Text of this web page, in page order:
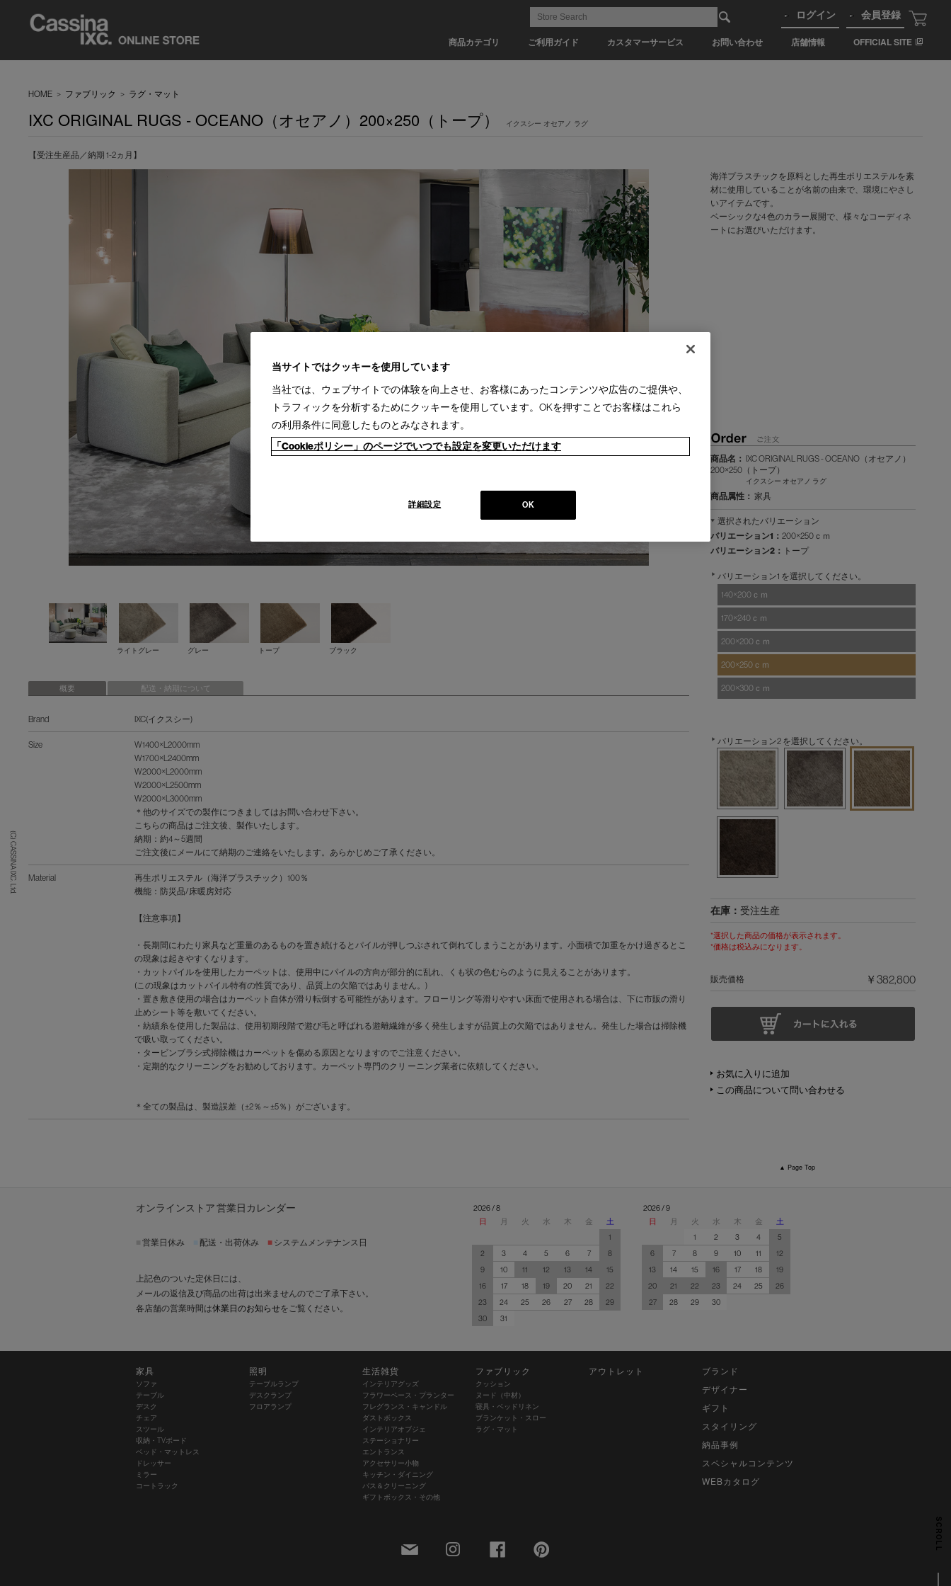
商品カテゴリ ご利用ガイド カスタマーサービス お問い合わせ 店舗情報 OFFICIAL SITE
ログイン 会員登録
(C) CASSINA IXC. Ltd.
SCROLL
HOME > ファブリック > ラグ・マット
IXC ORIGINAL RUGS - OCEANO（オセアノ）200×250（トープ） イクスシー オセアノ ラグ
【受注生産品／納期 1-2ヵ月】
ライトグレー グレー トープ ブラック
概要 配送・納期について
Brand IXC(イクスシー)
Size
W1400×L2000mm
W1700×L2400mm
W2000×L2000mm
W2000×L2500mm
W2000×L3000mm
＊他のサイズでの製作につきましてはお問い合わせ下さい。
こちらの商品はご注文後、製作いたします。
納期：約4～5週間
ご注文後にメールにて納期のご連絡をいたします。あらかじめご了承ください。
Material
再生ポリエステル（海洋プラスチック）100％
機能：防災品/床暖房対応
【注意事項】
・長期間にわたり家具など重量のあるものを置き続けるとパイルが押しつぶされて倒れてしまうことがあります。小面積で加重をかけ過ぎるとこ
の現象は起きやすくなります。
・カットパイルを使用したカーペットは、使用中にパイルの方向が部分的に乱れ、くも状の色むらのように見えることがあります。
(この現象はカットパイル特有の性質であり、品質上の欠陥ではありません。)
・置き敷き使用の場合はカーペット自体が滑り転倒する可能性があります。フローリング等滑りやすい床面で使用される場合は、下に市販の滑り
止めシート等を敷いてください。
・紡績糸を使用した製品は、使用初期段階で遊び毛と呼ばれる遊離繊維が多く発生しますが品質上の欠陥ではありません。発生した場合は掃除機
で吸い取ってください。
・タービンブラシ式掃除機はカーペットを傷める原因となりますのでご注意ください。
・定期的なクリーニングをお勧めしております。カーペット専門のクリ ーニング業者に依頼してください。
＊全ての製品は、製造誤差（±2％～±5％）がございます。
海洋プラスチックを原料とした再生ポリエステルを素
材に使用していることが名前の由来で、環境にやさし
いアイテムです。
ベーシックな4 色のカラー展開で、様々なコーディネ
ートにお選びいただけます。
商品名： IXC ORIGINAL RUGS - OCEANO（オセアノ）
200×250（トープ）
イクスシー オセアノ ラグ
商品属性： 家具
選択されたバリエーション
バリエーション1： 200×250ｃｍ
バリエーション2： トープ
バリエーション1 を選択してください。
140×200ｃｍ
170×240ｃｍ
200×200ｃｍ
200×250ｃｍ
200×300ｃｍ
バリエーション2 を選択してください。
在庫： 受注生産
*選択した商品の価格が表示されます。
*価格は税込みになります。
販売価格 ￥382,800
お気に入りに追加
この商品について問い合わせる
▲ Page Top
オンラインストア 営業日カレンダー
営業日休み 配送・出荷休み ■ システムメンテナンス日
上記色のついた定休日には、
メールの返信及び商品の出荷は出来ませんのでご了承下さい。
各店舗の営業時間は休業日のお知らせをご覧ください。
2026 / 8
日
月 火 水 木 金
土
1
2
3 4 5 6 7
8
9
10 11 12 13 14
15
16
17 18 19 20 21
22
23
24 25 26 27 28
29
30
31
2026 / 9
日
月 火 水 木 金
土
1
2 3 4
5
6
7 8 9 10 11
12
13
14 15 16 17 18
19
20
21 22 23 24 25
26
27
28 29 30
家具
ソファ
テーブル
デスク
チェア
スツール
収納・TVボード
ベッド・マットレス
ドレッサー
ミラー
コートラック
照明
テーブルランプ
デスクランプ
フロアランプ
生活雑貨
インテリアグッズ
フラワーベース・プランター
フレグランス・キャンドル
ダストボックス
インテリアオブジェ
ステーショナリー
エントランス
アクセサリー小物
キッチン・ダイニング
バス＆クリーニング
ギフトボックス・その他
ファブリック
クッション
ヌード（中材）
寝具・ベッドリネン
ブランケット・スロー
ラグ・マット
アウトレット
ブランド
デザイナー
ギフト
スタイリング
納品事例
スペシャルコンテンツ
WEBカタログ
当サイトではクッキーを使用しています
当社では、ウェブサイトでの体験を向上させ、お客様にあったコンテンツや広告のご提供や、
トラフィックを分析するためにクッキーを使用しています。OKを押すことでお客様はこれら
の利用条件に同意したものとみなされます。
「Cookieポリシー」のページでいつでも設定を変更いただけます
OK
詳細設定